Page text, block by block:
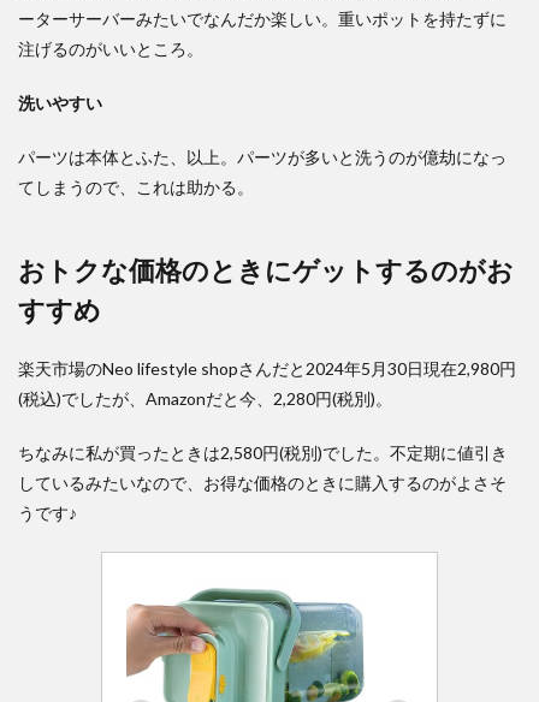
ーターサーバーみたいでなんだか楽しい。重いポットを持たずに
注げるのがいいところ。
洗いやすい
パーツは本体とふた、以上。パーツが多いと洗うのが億劫になっ
てしまうので、これは助かる。
おトクな価格のときにゲットするのがお
すすめ
楽天市場のNeo lifestyle shopさんだと2024年5月30日現在2,980円
(税込)でしたが、Amazonだと今、2,280円(税別)。
ちなみに私が買ったときは2,580円(税別)でした。不定期に値引き
しているみたいなので、お得な価格のときに購入するのがよさそ
うです♪